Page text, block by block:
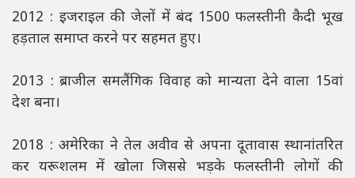
2012 : इजराइल की जेलों में बंद 1500 फलस्तीनी कैदी भूख
हड़ताल समाप्त करने पर सहमत हुए।
2013 : ब्राजील समलैंगिक विवाह को मान्यता देने वाला 15वां
देश बना।
2018 : अमेरिका ने तेल अवीव से अपना दूतावास स्थानांतरित
कर यरूशलम में खोला जिससे भड़के फलस्तीनी लोगों की